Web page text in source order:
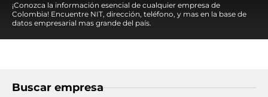
¡Conozca la información esencial de cualquier empresa de
Colombia! Encuentre NIT, dirección, teléfono, y mas en la base de
datos empresarial mas grande del país.
Buscar empresa